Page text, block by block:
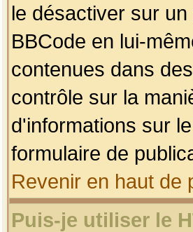
le désactiver sur
BBCode en lui-
contenues dans
contrôle sur la
d'informations sur
formulaire de
Revenir en haut de
Puis-je utiliser le